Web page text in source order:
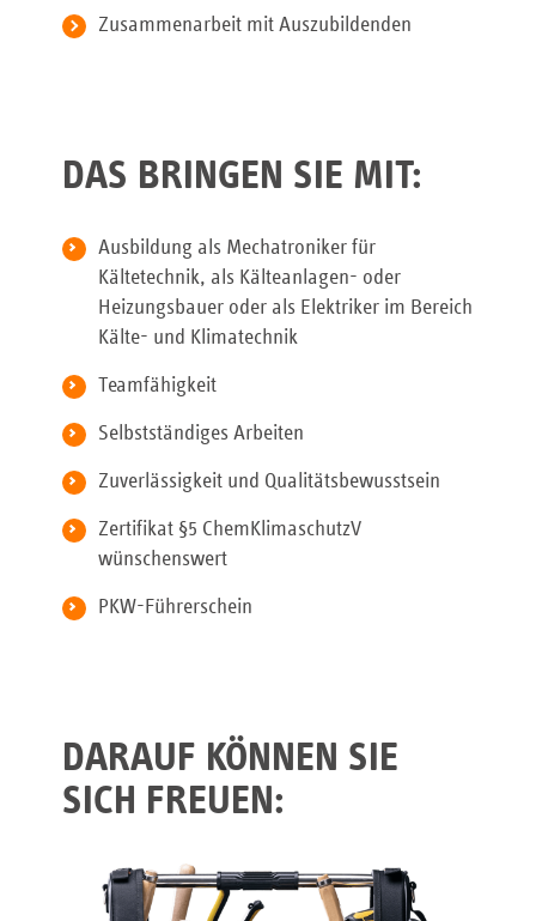
Zusammenarbeit mit Auszubildenden
DAS BRINGEN SIE MIT:
Ausbildung als Mechatroniker für
Kältetechnik, als Kälteanlagen- oder
Heizungsbauer oder als Elektriker im Bereich
Kälte- und Klimatechnik
Teamfähigkeit
Selbstständiges Arbeiten
Zuverlässigkeit und Qualitätsbewusstsein
Zertifikat §5 ChemKlimaschutzV
wünschenswert
PKW-Führerschein
DARAUF KÖNNEN SIE
SICH FREUEN: